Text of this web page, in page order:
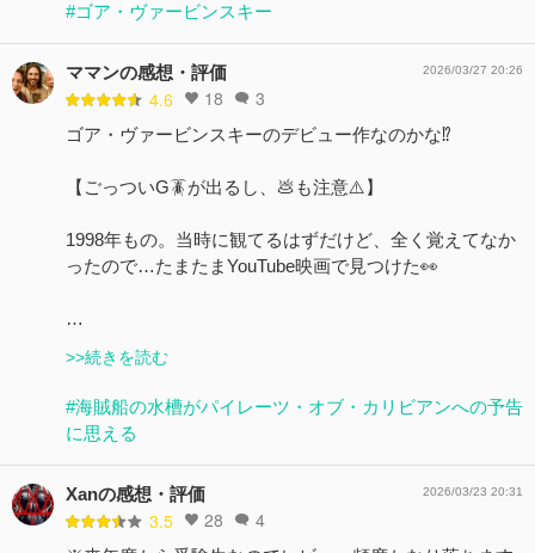
#ゴア・ヴァービンスキー
ママンの感想・評価
4.6 18 3
2026/03/27 20:26
ゴア・ヴァービンスキーのデビュー作なのかな⁉️
【ごっついG🪳が出るし、💩も注意⚠️】
1998年もの。当時に観てるはずだけど、全く覚えてなか
ったので…たまたまYouTube映画で見つけた👀
…
>>続きを読む
#海賊船の水槽がパイレーツ・オブ・カリビアンへの予告
に思える
Xanの感想・評価
3.5 28 4
2026/03/23 20:31